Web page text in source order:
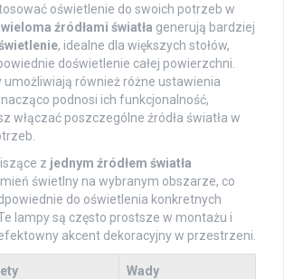
oświetlenie do swoich potrzeb w
wieloma źródłami światła generują bardziej
, idealne dla większych stołów,
doświetlenie całej powierzchni.
umożliwiają również różne ustawienia
podnosi ich funkcjonalność,
włączać poszczególne źródła światła w
z jednym źródłem światła
świetlny na wybranym obszarze, co
do oświetlenia konkretnych
lampy są często prostsze w montażu i
akcent dekoracyjny w przestrzeni.
Wady